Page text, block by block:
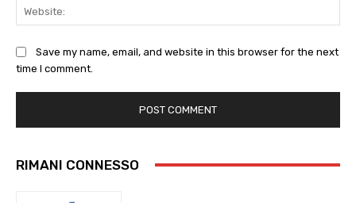
Save my name, email, and website in this browser for the next
time I comment.
RIMANI CONNESSO